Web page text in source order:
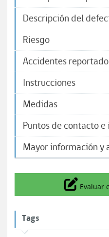
Descripción del
Riesgo
Accidentes
Instrucciones
Medidas
Puntos de contacto
Mayor información y
Evaluar
Tags